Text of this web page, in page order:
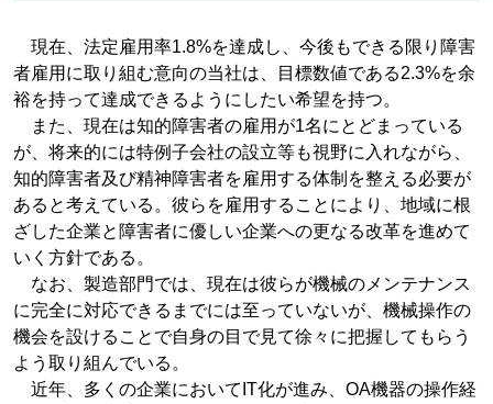
現在、法定雇用率1.8%を達成し、今後もできる限り障害
者雇用に取り組む意向の当社は、目標数値である2.3%を余
裕を持って達成できるようにしたい希望を持つ。
また、現在は知的障害者の雇用が1名にとどまっている
が、将来的には特例子会社の設立等も視野に入れながら、
知的障害者及び精神障害者を雇用する体制を整える必要が
あると考えている。彼らを雇用することにより、地域に根
ざした企業と障害者に優しい企業への更なる改革を進めて
いく方針である。
なお、製造部門では、現在は彼らが機械のメンテナンス
に完全に対応できるまでには至っていないが、機械操作の
機会を設けることで自身の目で見て徐々に把握してもらう
よう取り組んでいる。
近年、多くの企業においてIT化が進み、OA機器の操作経